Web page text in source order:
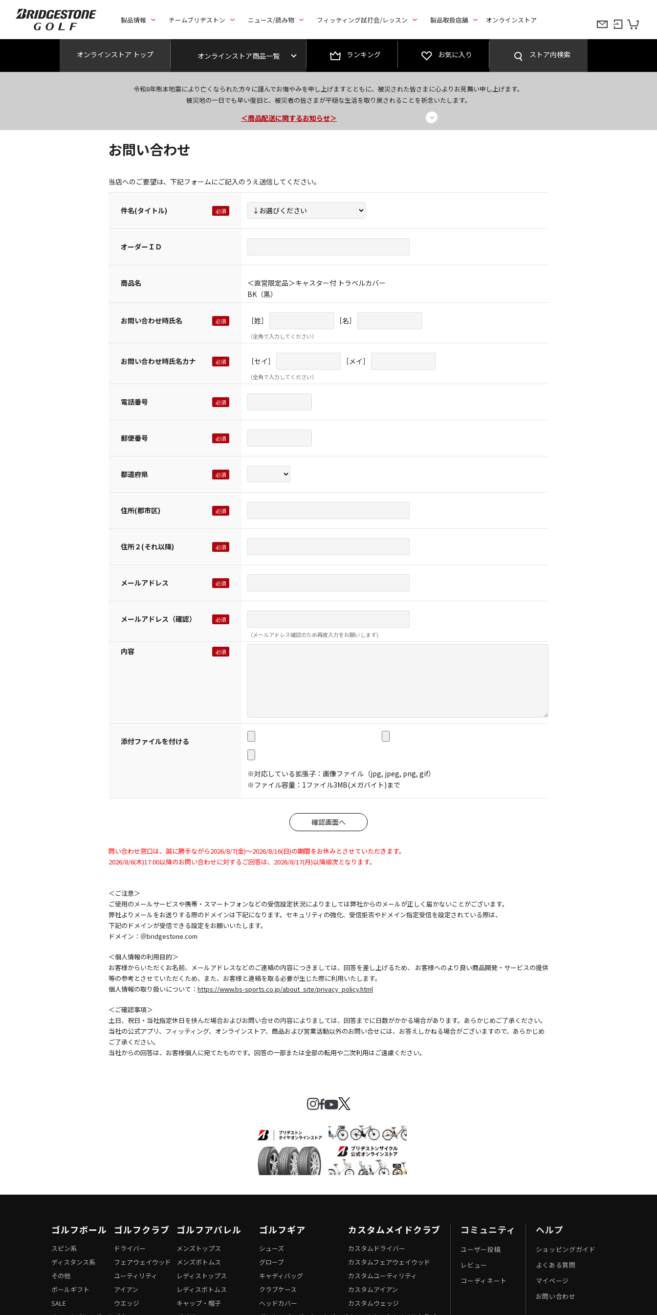
製品情報 チームブリヂストン ニュース/読み物 フィッティング試打会/レッスン 製品取扱店舗 オンラインストア
オンラインストア トップ オンラインストア商品一覧 ランキング お気に入り ストア内検索
令和8年熊本地震により亡くなられた方々に謹んでお悔やみを申し上げますとともに、被災された皆さまに心よりお見舞い申し上げます。
被災地の一日でも早い復旧と、被災者の皆さまが平穏な生活を取り戻されることを祈念いたします。
＜夏季休暇中のご注文・発送・お問い合わせ＞
今なら新規会員登録で1,000円OFFクーポンプレゼント！
＜商品配送に関するお知らせ＞
お問い合わせ
当店へのご要望は、下記フォームにご記入のうえ送信してください。
件名(タイトル)
オーダーＩＤ
商品名
＜直営限定品＞キャスター付 トラベルカバー
BK（黒）
お問い合わせ時氏名 ［姓］ ［名］
（全角で入力してください）
お問い合わせ時氏名カナ ［セイ］ ［メイ］
（全角で入力してください）
電話番号
郵便番号
都道府県
住所(郡市区)
住所２(それ以降)
メールアドレス
メールアドレス（確認）
（メールアドレス確認のため再度入力をお願いします)
内容
添付ファイルを付ける
※対応している拡張子：画像ファイル（jpg, jpeg, png, gif）
※ファイル容量：1ファイル3MB(メガバイト)まで
問い合わせ窓口は、誠に勝手ながら2026/8/7(金)～2026/8/16(日)の期間をお休みとさせていただきます。
2026/8/6(木)17:00以降のお問い合わせに対するご回答は、2026/8/17(月)以降順次となります。
＜ご注意＞
ご使用のメールサービスや携帯・スマートフォンなどの受信設定状況によりましては弊社からのメールが正しく届かないことがございます。
弊社よりメールをお送りする際のドメインは下記になります。セキュリティの強化、受信拒否やドメイン指定受信を設定されている際は、
下記のドメインが受信できる設定をお願いいたします。
ドメイン：＠bridgestone.com
＜個人情報の利用目的＞
お客様からいただくお名前、メールアドレスなどのご連絡の内容につきましては、回答を差し上げるため、 お客様へのより良い商品開発・サービスの提供
等の参考とさせていただくため、また、お客様と連絡を取る必要が生じた際に利用いたします。
個人情報の取り扱いについて： https://www.bs-sports.co.jp/about_site/privacy_policy.html
＜ご確認事項＞
土日、祝日・当社指定休日を挟んだ場合およびお問い合せの内容によりましては、回答までに日数がかかる場合があります。あらかじめご了承ください。
当社の公式アプリ、フィッティング、オンラインストア、商品および営業活動以外のお問い合せには、お答えしかねる場合がございますので、あらかじめ
ご了承ください。
当社からの回答は、お客様個人に宛てたものです。回答の一部または全部の転用や二次利用はご遠慮ください。
ゴルフボール
スピン系
ディスタンス系
その他
ボールギフト
SALE
ゴルフクラブ
ドライバー
フェアウェイウッド
ユーティリティ
アイアン
ウエッジ
ゴルフアパレル
メンズトップス
メンズボトムス
レディストップス
レディスボトムス
キャップ・帽子
ゴルフギア
シューズ
グローブ
キャディバッグ
クラブケース
ヘッドカバー
カスタムメイドクラブ
カスタムドライバー
カスタムフェアウェイウッド
カスタムユーティリティ
カスタムアイアン
カスタムウェッジ
コミュニティ
ユーザー投稿
レビュー
コーディネート
ヘルプ
ショッピングガイド
よくある質問
マイページ
お問い合わせ